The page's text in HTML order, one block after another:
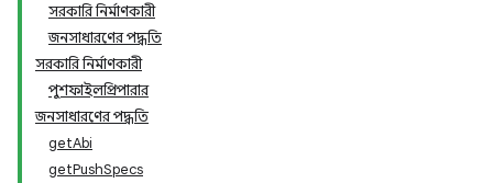
সরকারি নির্মাণকারী
জনসাধারণের পদ্ধতি
সরকারি নির্মাণকারী
পুশফাইলপ্রিপারার
জনসাধারণের পদ্ধতি
getAbi
getPushSpecs